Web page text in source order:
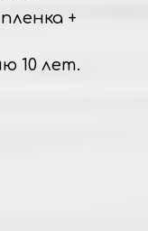
+
10 лет.